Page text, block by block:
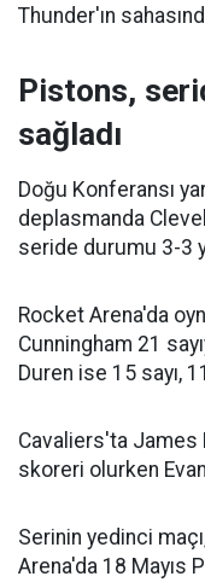
Thunder'ın
Pistons,
sağladı
Doğu Konferansı
deplasmanda
seride durumu 3-3
Rocket Arena'da
Cunningham 21
Duren ise 15 sayı,
Cavaliers'ta James
skoreri olurken
Serinin yedinci
Arena'da 18 Mayıs